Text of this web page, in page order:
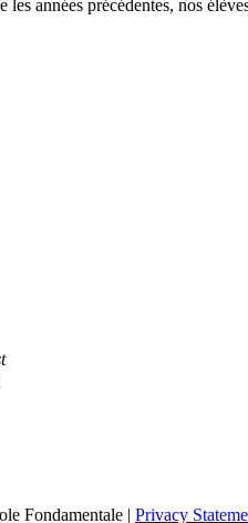
années précédentes, nos
Fondamentale | Privacy